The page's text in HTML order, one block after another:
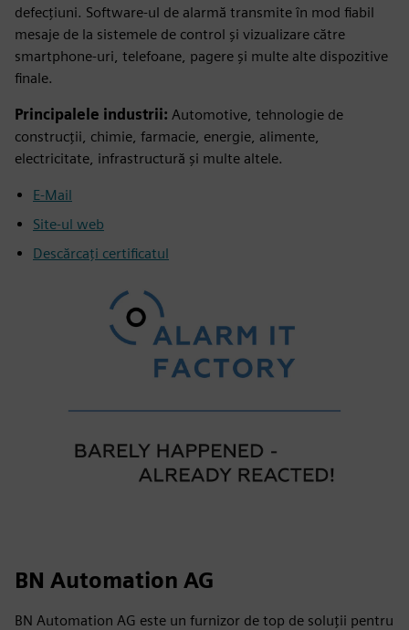
defecțiuni. Software-ul de alarmă transmite în mod fiabil
mesaje de la sistemele de control și vizualizare către
smartphone-uri, telefoane, pagere și multe alte dispozitive
finale.
Principalele industrii: Automotive, tehnologie de
construcții, chimie, farmacie, energie, alimente,
electricitate, infrastructură și multe altele.
E-Mail
Site-ul web
Descărcați certificatul
BN Automation AG
BN Automation AG este un furnizor de top de soluții pentru